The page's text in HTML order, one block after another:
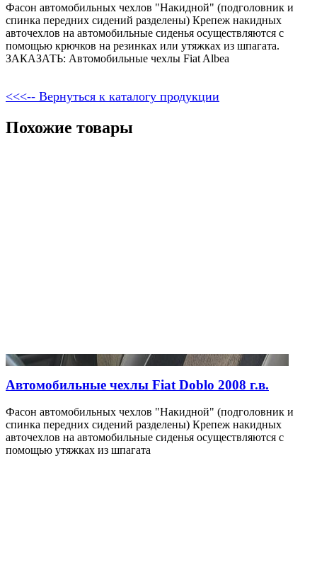
Фасон автомобильных чехлов "Накидной" (подголовник и
спинка передних сидений разделены) Крепеж накидных
авточехлов на автомобильные сиденья осуществляются с
помощью крючков на резинках или утяжках из шпагата.
ЗАКАЗАТЬ: Автомобильные чехлы Fiat Albea
<<<-- Вернуться к каталогу продукции
Похожие товары
Автомобильные чехлы Fiat Doblo 2008 г.в.
Фасон автомобильных чехлов "Накидной" (подголовник и
спинка передних сидений разделены) Крепеж накидных
авточехлов на автомобильные сиденья осуществляются с
помощью утяжках из шпагата